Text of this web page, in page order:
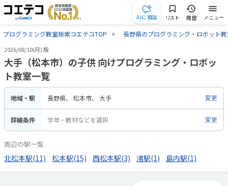
AIに相談 リスト 履歴 メニュー
プログラミング教室検索コエテコTOP 長野県のプログラミング・ロボット
2026/08/10(月) 版
大手（松本市）の子供 向けプログラミング・ロボッ
ト教室一覧
地域・駅 長野県 松本市 大手 変更
詳細条件 学年・教材などを選択 変更
周辺の駅一覧
北松本駅(11) 松本駅(15) 西松本駅(3) 渚駅(1) 島内駅(1)